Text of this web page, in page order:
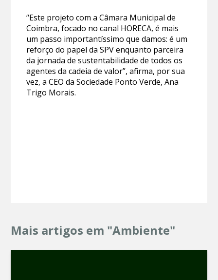
“Este projeto com a Câmara Municipal de
Coimbra, focado no canal HORECA, é mais
um passo importantíssimo que damos: é um
reforço do papel da SPV enquanto parceira
da jornada de sustentabilidade de todos os
agentes da cadeia de valor”, afirma, por sua
vez, a CEO da Sociedade Ponto Verde, Ana
Trigo Morais.
Mais artigos em "Ambiente"